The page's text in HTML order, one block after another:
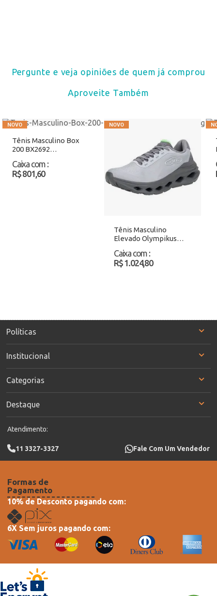
Pergunte e veja opiniões de quem já comprou
Aproveite Também
Tênis Masculino Box
200 BX2692
Atacado
Caixa com :
R$ 801,60
Tênis Masculino
Elevado Olympikus
Atacado
Caixa com :
R$ 1.024,80
Políticas
Institucional
Categorias
Destaque
Atendimento:
11 3327-3327 Fale Com Um Vendedor
Formas de
Pagamento
10% de Desconto pagando com:
6X Sem juros pagando com: